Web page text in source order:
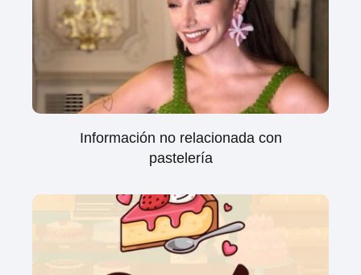
Información no relacionada con
pastelería